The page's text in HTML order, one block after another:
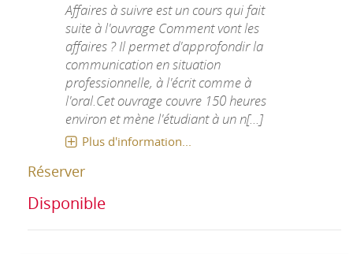
Affaires à suivre est un cours qui fait
suite à l'ouvrage Comment vont les
affaires ? Il permet d'approfondir la
communication en situation
professionnelle, à l'écrit comme à
l'oral.Cet ouvrage couvre 150 heures
environ et mène l'étudiant à un n[...]
Plus d'information...
Réserver
Disponible